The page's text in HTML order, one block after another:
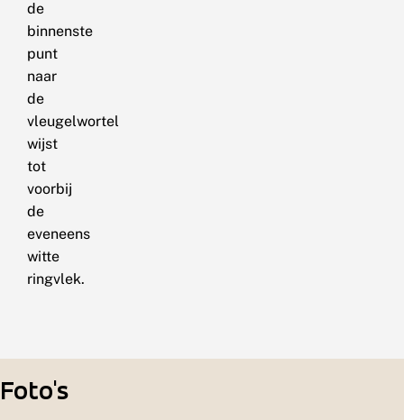
de
binnenste
punt
naar
de
vleugelwortel
wijst
tot
voorbij
de
eveneens
witte
ringvlek.
Foto's